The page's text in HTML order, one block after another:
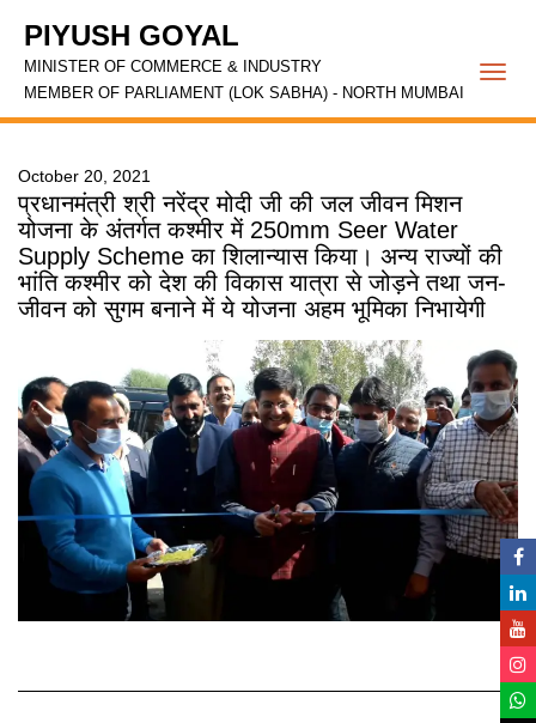
PIYUSH GOYAL
MINISTER OF COMMERCE & INDUSTRY
MEMBER OF PARLIAMENT (LOK SABHA) - NORTH MUMBAI
October 20, 2021
प्रधानमंत्री श्री नरेंद्र मोदी जी की जल जीवन मिशन
योजना के अंतर्गत कश्मीर में 250mm Seer Water
Supply Scheme का शिलान्यास किया। अन्य राज्यों की
भांति कश्मीर को देश की विकास यात्रा से जोड़ने तथा जन-
जीवन को सुगम बनाने में ये योजना अहम भूमिका निभायेगी